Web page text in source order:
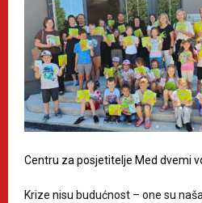
Centru za posjetitelje Med dvemi
Krize nisu budućnost – one su